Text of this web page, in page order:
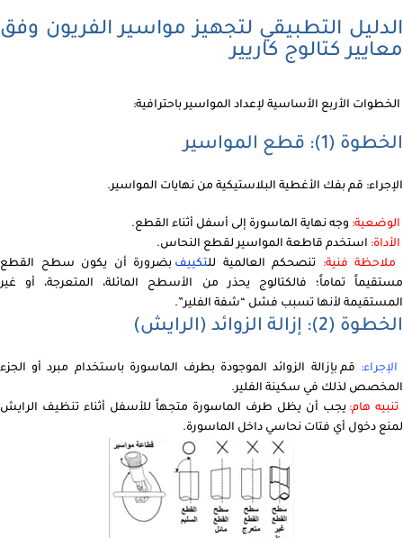
الدليل التطبيقي لتجهيز مواسير الفريون وفق
معايير كتالوج كاريير
الخطوات الأربع الأساسية لإعداد المواسير باحترافية:
الخطوة (1): قطع المواسير
الإجراء: قم بفك الأغطية البلاستيكية من نهايات المواسير.
الوضعية: وجه نهاية الماسورة إلى أسفل أثناء القطع.
الأداة: استخدم قاطعة المواسير لقطع النحاس.
ملاحظة فنية: تنصحكم العالمية للتكييف بضرورة أن يكون سطح القطع
مستقيماً تماماً؛ فالكتالوج يحذر من الأسطح المائلة، المتعرجة، أو غير
المستقيمة لأنها تسبب فشل “شفة الفلير”.
الخطوة (2): إزالة الزوائد (الرايش)
الإجراء: قم بإزالة الزوائد الموجودة بطرف الماسورة باستخدام مبرد أو الجزء
المخصص لذلك في سكينة الفلير.
تنبيه هام: يجب أن يظل طرف الماسورة متجهاً للأسفل أثناء تنظيف الرايش
لمنع دخول أي فتات نحاسي داخل الماسورة.